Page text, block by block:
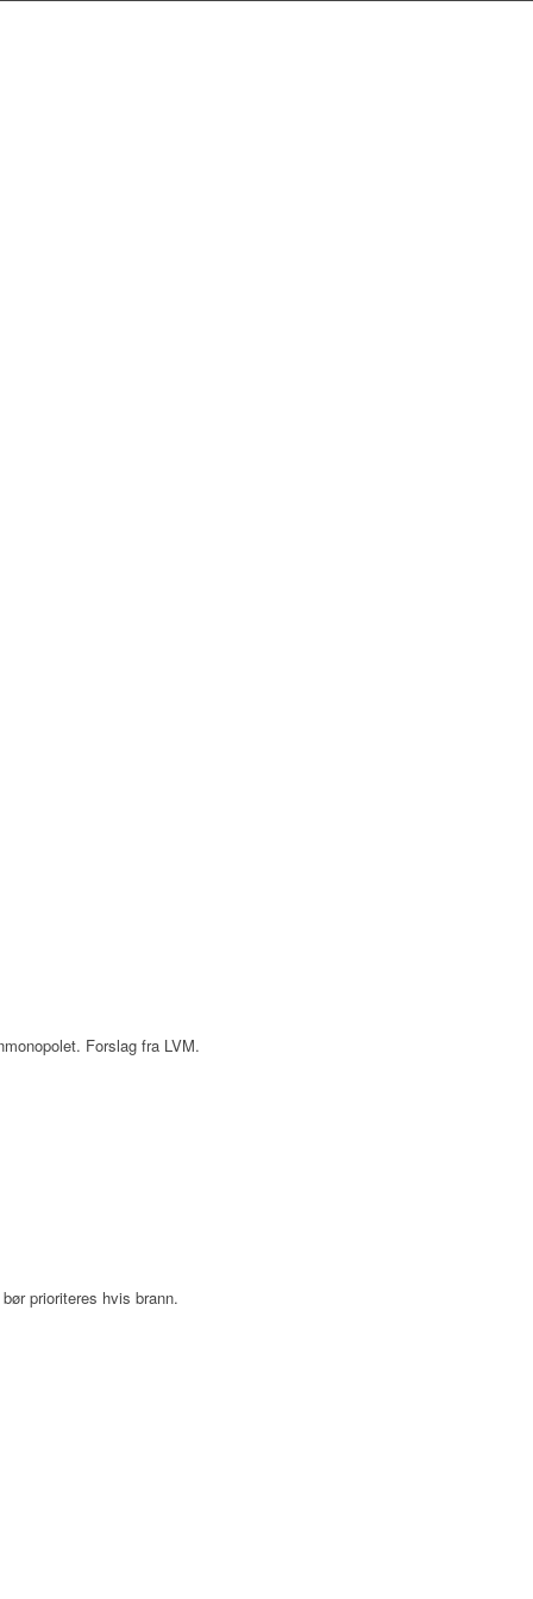
Forslag fra LVM.
prioriteres hvis brann.